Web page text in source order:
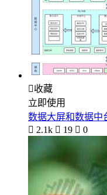
收藏
立即使用
数据大屏和数据中
 2.1k  19  0